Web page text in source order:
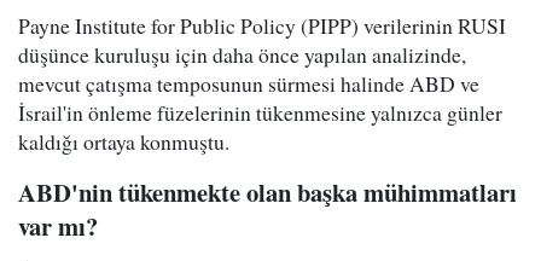
Payne Institute for Public Policy (PIPP) verilerinin RUSI
düşünce kuruluşu için daha önce yapılan analizinde,
mevcut çatışma temposunun sürmesi halinde ABD ve
İsrail'in önleme füzelerinin tükenmesine yalnızca günler
kaldığı ortaya konmuştu.
ABD'nin tükenmekte olan başka mühimmatları
var mı?